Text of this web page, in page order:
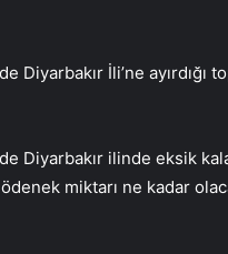
Diyarbakır İli’ne ayırdığı
Diyarbakır ilinde eksik
ödenek miktarı ne kadar